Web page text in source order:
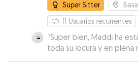
Super Sitter
11 Usuarios recurrentes
“Super bien, Maddi ha
toda su locura y en plena
cuidado muy bien.